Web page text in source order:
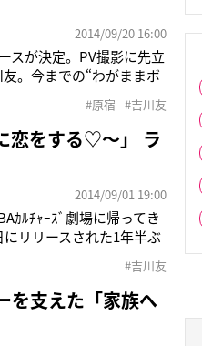
2014/09/20 16:00
スが決定。PV撮影に先立
。今までの“わがままボ
。いつもきっかはクッキ
#原宿 #吉川友
恋をする♡～」 ラ
2014/09/01 19:00
ｶﾙﾁｬｰｽﾞ劇場に帰ってき
リリースされた1年半ぶ
#吉川友
を支えた「家族へ